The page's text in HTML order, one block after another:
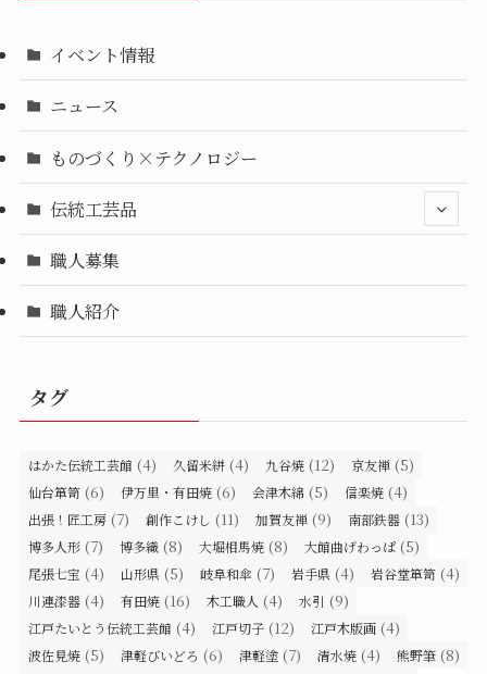
イベント情報
ニュース
ものづくり×テクノロジー
伝統工芸品
職人募集
職人紹介
タグ
はかた伝統工芸館 (4) 久留米絣 (4) 九谷焼 (12) 京友禅 (5)
仙台箪笥 (6) 伊万里・有田焼 (6) 会津木綿 (5) 信楽焼 (4)
出張！匠工房 (7) 創作こけし (11) 加賀友禅 (9) 南部鉄器 (13)
博多人形 (7) 博多織 (8) 大堀相馬焼 (8) 大館曲げわっぱ (5)
尾張七宝 (4) 山形県 (5) 岐阜和傘 (7) 岩手県 (4) 岩谷堂箪笥 (4)
川連漆器 (4) 有田焼 (16) 木工職人 (4) 水引 (9)
江戸たいとう伝統工芸館 (4) 江戸切子 (12) 江戸木版画 (4)
波佐見焼 (5) 津軽びいどろ (6) 津軽塗 (7) 清水焼 (4) 熊野筆 (8)